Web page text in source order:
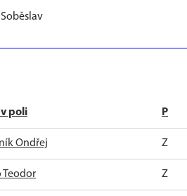
v poli P
Ondřej Z
Teodor Z